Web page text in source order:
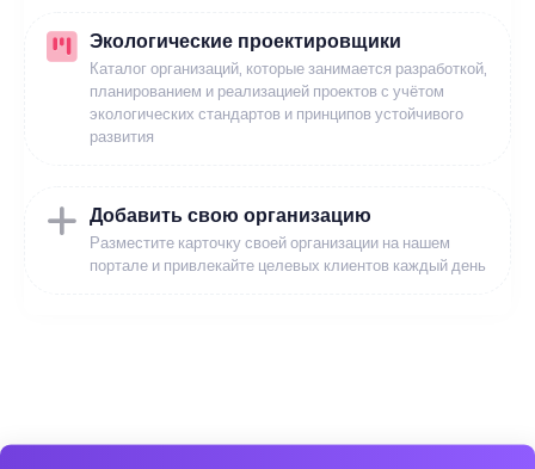
Экологические проектировщики
Каталог организаций, которые занимается разработкой,
планированием и реализацией проектов с учётом
экологических стандартов и принципов устойчивого
развития
Добавить свою организацию
Разместите карточку своей организации на нашем
портале и привлекайте целевых клиентов каждый день